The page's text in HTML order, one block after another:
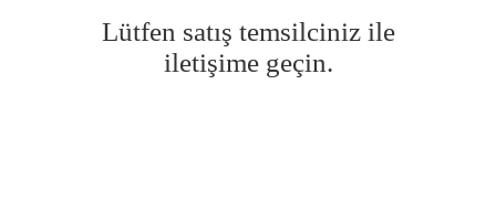
Lütfen satış temsilciniz ile
iletişime geçin.